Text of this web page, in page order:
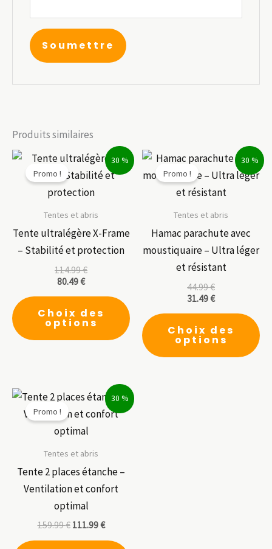
Produits similaires
30 %
Promo !
Tentes et abris
Tente ultralégère X-Frame
– Stabilité et protection
114.99€
80.49€
Choix des
options
produit
plusieurs
Les
options
30 %
Promo !
Tentes et abris
Hamac parachute avec
moustiquaire – Ultra léger
et résistant
44.99€
31.49€
Choix des
options
30 %
Promo !
Tentes et abris
Tente 2 places étanche –
Ventilation et confort
optimal
159.99€ 111.99€